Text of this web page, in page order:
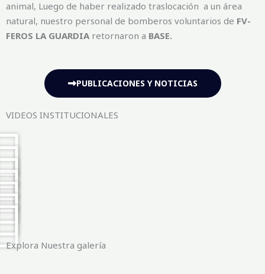
animal, Luego de haber realizado traslocación a un área
natural, nuestro personal de bomberos voluntarios de FV-
FEROS LA GUARDIA retornaron a BASE.
PUBLICACIONES Y NOTICIAS
VIDEOS INSTITUCIONALES
Explora Nuestra galería